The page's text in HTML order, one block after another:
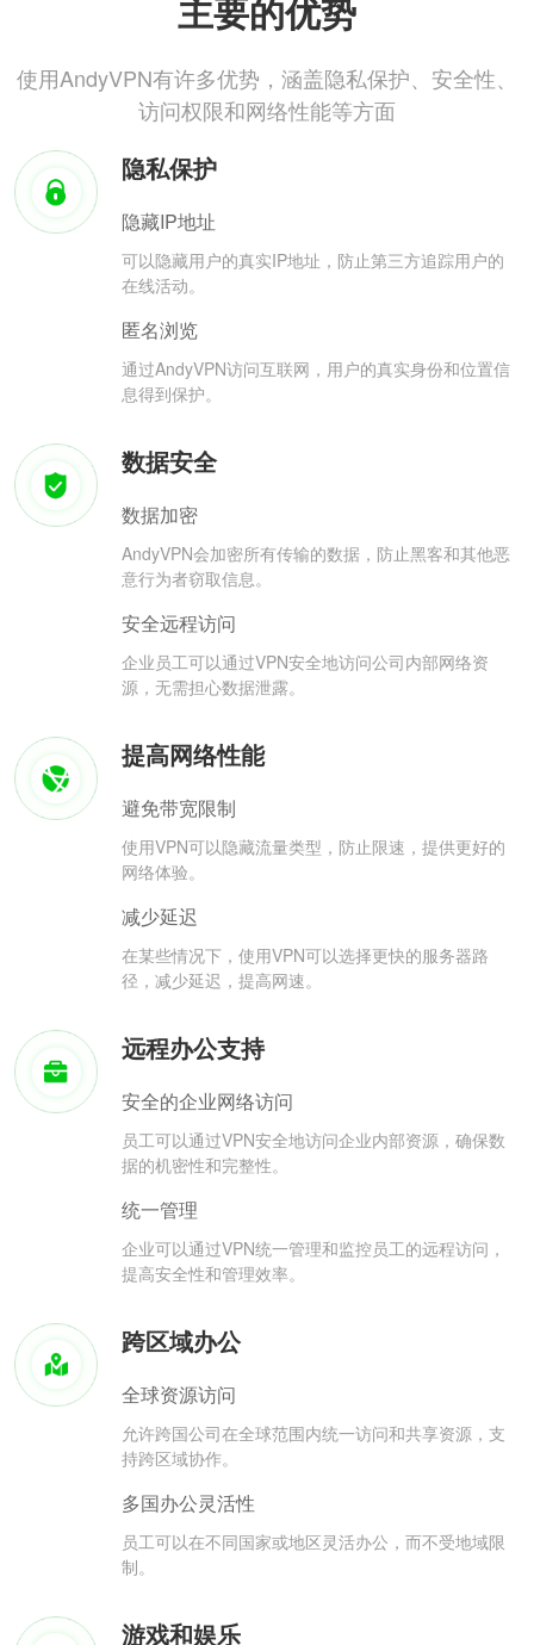
主要的优势
使用AndyVPN有许多优势，涵盖隐私保护、安全性、
访问权限和网络性能等方面
隐私保护
隐藏IP地址
可以隐藏用户的真实IP地址，防止第三方追踪用户的
在线活动。
匿名浏览
通过AndyVPN访问互联网，用户的真实身份和位置信
息得到保护。
数据安全
数据加密
AndyVPN会加密所有传输的数据，防止黑客和其他恶
意行为者窃取信息。
安全远程访问
企业员工可以通过VPN安全地访问公司内部网络资
源，无需担心数据泄露。
提高网络性能
避免带宽限制
使用VPN可以隐藏流量类型，防止限速，提供更好的
网络体验。
减少延迟
在某些情况下，使用VPN可以选择更快的服务器路
径，减少延迟，提高网速。
远程办公支持
安全的企业网络访问
员工可以通过VPN安全地访问企业内部资源，确保数
据的机密性和完整性。
统一管理
企业可以通过VPN统一管理和监控员工的远程访问，
提高安全性和管理效率。
跨区域办公
全球资源访问
允许跨国公司在全球范围内统一访问和共享资源，支
持跨区域协作。
多国办公灵活性
员工可以在不同国家或地区灵活办公，而不受地域限
制。
游戏和娱乐